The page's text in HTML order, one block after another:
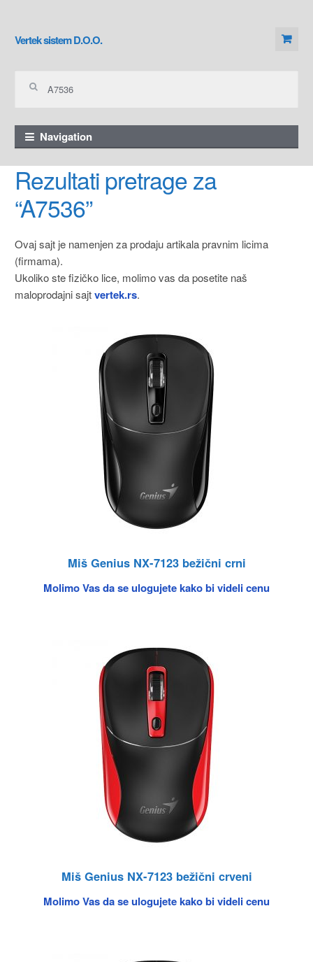
Skip to navigation
Skip to content
Vertek sistem D.O.O.
Navigation
Rezultati pretrage za
“A7536”
Ovaj sajt je namenjen za prodaju artikala pravnim licima
(firmama).
Ukoliko ste fizičko lice, molimo vas da posetite naš
maloprodajni sajtvertek.rs.
Miš Genius NX-7123 bežični crni
Molimo Vas da se ulogujete kako bi videli cenu
Miš Genius NX-7123 bežični crveni
Molimo Vas da se ulogujete kako bi videli cenu